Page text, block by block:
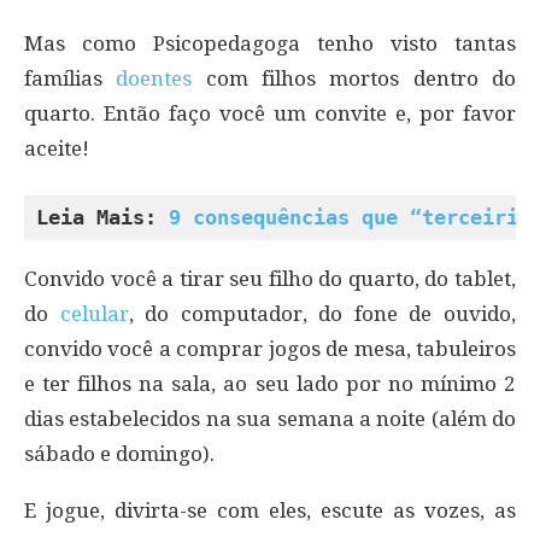
Mas como Psicopedagoga tenho visto tantas
famílias doentes com filhos mortos dentro do
quarto. Então faço você um convite e, por favor
aceite!
Leia Mais: 9 consequências que
Convido você a tirar seu filho do quarto, do tablet,
do celular, do computador, do fone de ouvido,
convido você a comprar jogos de mesa, tabuleiros
e ter filhos na sala, ao seu lado por no mínimo 2
dias estabelecidos na sua semana a noite (além do
sábado e domingo).
E jogue, divirta-se com eles, escute as vozes, as